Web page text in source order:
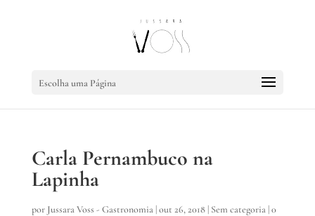
Escolha uma Página
Carla Pernambuco na
Lapinha
por Jussara Voss - Gastronomia|out 26, 2018| Sem categoria|0